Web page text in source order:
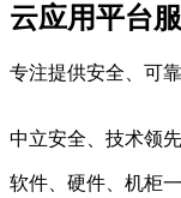
云应用平台
专注提供安全、可
中立安全 、技术领
软件、硬件、机柜